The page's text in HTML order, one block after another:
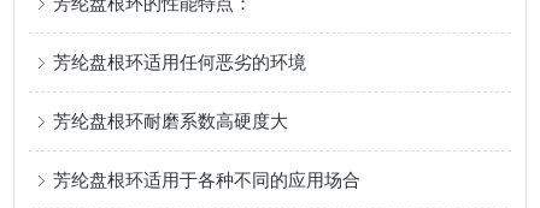
芳纶盘根环适用任何恶劣的环境
芳纶盘根环耐磨系数高硬度大
芳纶盘根环适用于各种不同的应用场合